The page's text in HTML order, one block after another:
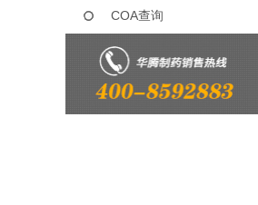
COA查询